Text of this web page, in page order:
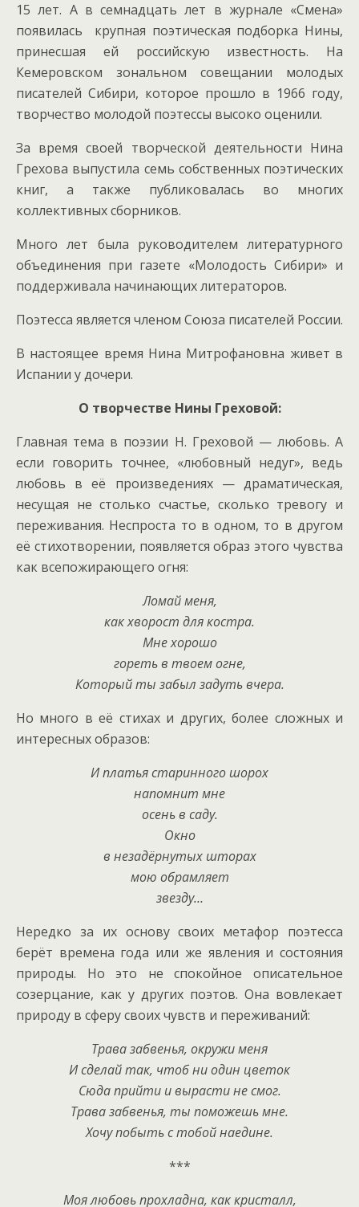
15 лет. А в семнадцать лет в журнале «Смена»
появилась крупная поэтическая подборка Нины,
принесшая ей российскую известность. На
Кемеровском зональном совещании молодых
писателей Сибири, которое прошло в 1966 году,
творчество молодой поэтессы высоко оценили.
За время своей творческой деятельности Нина
Грехова выпустила семь собственных поэтических
книг, а также публиковалась во многих
коллективных сборников.
Много лет была руководителем литературного
объединения при газете «Молодость Сибири» и
поддерживала начинающих литераторов.
Поэтесса является членом Союза писателей России.
В настоящее время Нина Митрофановна живет в
Испании у дочери.
О творчестве Нины Греховой:
Главная тема в поэзии Н. Греховой — любовь. А
если говорить точнее, «любовный недуг», ведь
любовь в её произведениях — драматическая,
несущая не столько счастье, сколько тревогу и
переживания. Неспроста то в одном, то в другом
её стихотворении, появляется образ этого чувства
как всепожирающего огня:
Ломай меня,
как хворост для костра.
Мне хорошо
гореть в твоем огне,
Который ты забыл задуть вчера.
Но много в её стихах и других, более сложных и
интересных образов:
И платья старинного шорох
напомнит мне
осень в саду.
Окно
в незадёрнутых шторах
мою обрамляет
звезду…
Нередко за их основу своих метафор поэтесса
берёт времена года или же явления и состояния
природы. Но это не спокойное описательное
созерцание, как у других поэтов. Она вовлекает
природу в сферу своих чувств и переживаний:
Трава забвенья, окружи меня
И сделай так, чтоб ни один цветок
Сюда прийти и вырасти не смог.
Трава забвенья, ты поможешь мне.
Хочу побыть с тобой наедине.
***
Моя любовь прохладна, как кристалл,